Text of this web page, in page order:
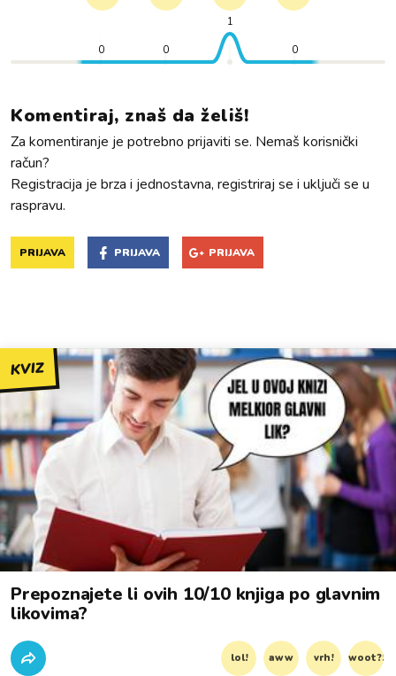
0 0
1
0
Komentiraj, znaš da želiš!
Za komentiranje je potrebno prijaviti se. Nemaš korisnički
račun?
Registracija je brza i jednostavna, registriraj se i uključi se u
raspravu.
PRIJAVA PRIJAVA PRIJAVA
KVIZ
Prepoznajete li ovih 10/10 knjiga po glavnim
likovima?
lol! aww vrh! woot?!